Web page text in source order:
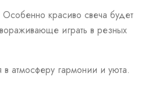
красиво свеча будет
играть в резных
атмосферу гармонии и уюта.